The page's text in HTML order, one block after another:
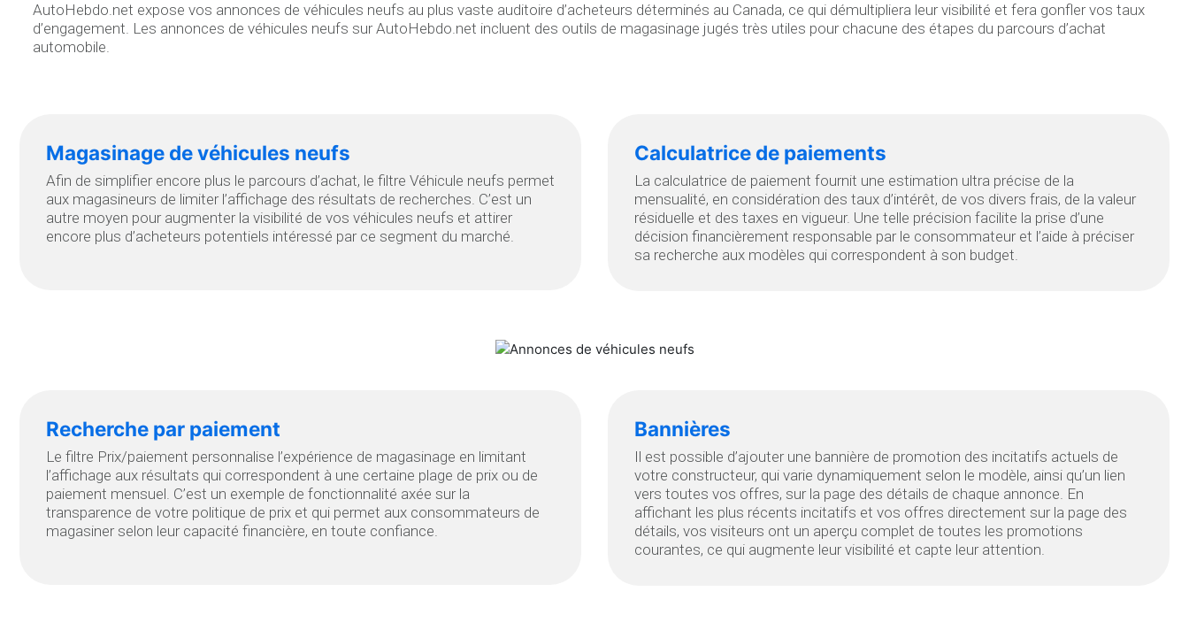
AutoHebdo.net expose vos annonces de véhicules neufs au plus vaste auditoire d’acheteurs déterminés au Canada, ce qui démultipliera leur visibilité et fera gonfler vos taux
d’engagement. Les annonces de véhicules neufs sur AutoHebdo.net incluent des outils de magasinage jugés très utiles pour chacune des étapes du parcours d’achat
automobile.
Magasinage de véhicules neufs
Afin de simplifier encore plus le parcours d’achat, le filtre Véhicule neufs permet
aux magasineurs de limiter l’affichage des résultats de recherches. C’est un
autre moyen pour augmenter la visibilité de vos véhicules neufs et attirer
encore plus d’acheteurs potentiels intéressé par ce segment du marché.
Calculatrice de paiements
La calculatrice de paiement fournit une estimation ultra précise de la
mensualité, en considération des taux d’intérêt, de vos divers frais, de la valeur
résiduelle et des taxes en vigueur. Une telle précision facilite la prise d’une
décision financièrement responsable par le consommateur et l’aide à préciser
sa recherche aux modèles qui correspondent à son budget.
Recherche par paiement
Le filtre Prix/paiement personnalise l’expérience de magasinage en limitant
l’affichage aux résultats qui correspondent à une certaine plage de prix ou de
paiement mensuel. C’est un exemple de fonctionnalité axée sur la
transparence de votre politique de prix et qui permet aux consommateurs de
magasiner selon leur capacité financière, en toute confiance.
Bannières
Il est possible d’ajouter une bannière de promotion des incitatifs actuels de
votre constructeur, qui varie dynamiquement selon le modèle, ainsi qu’un lien
vers toutes vos offres, sur la page des détails de chaque annonce. En
affichant les plus récents incitatifs et vos offres directement sur la page des
détails, vos visiteurs ont un aperçu complet de toutes les promotions
courantes, ce qui augmente leur visibilité et capte leur attention.